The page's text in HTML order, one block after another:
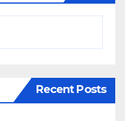
Recent Posts